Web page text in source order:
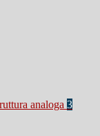
analoga 3